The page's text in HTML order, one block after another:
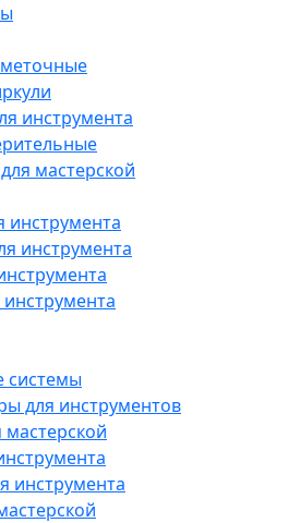
инструмента
мастерской
инструмента
инструмента
системы
для инструментов
инструмента